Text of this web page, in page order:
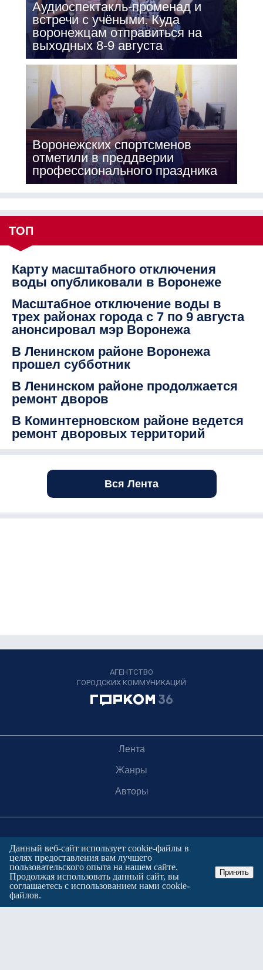
Аудиоспектакль-променад и
встречи с учёными. Куда
воронежцам отправиться на
выходных 8-9 августа
Воронежских спортсменов
отметили в преддверии
профессионального праздника
ТОП
Карту масштабного отключения
воды опубликовали в Воронеже
Масштабное отключение воды в
трех районах города с 7 по 9 августа
анонсировал мэр Воронежа
В Ленинском районе Воронежа
прошел субботник
В Ленинском районе продолжается
ремонт дворов
В Коминтерновском районе ведется
ремонт дворовых территорий
Вся Лента
АГЕНТСТВО
ГОРОДСКИХ КОММУНИКАЦИЙ
Лента
Жанры
Авторы
© 2016-2026, «Горком36», 16+
При использовании материалов с сайта
обязательна прямая гиперссылка на источник.
Данный веб-сайт использует cookie-файлы в
целях предоставления вам лучшего
пользовательского опыта на нашем сайте.
Продолжая использовать данный сайт, вы
соглашаетесь с использованием нами cookie-
файлов.
Принять